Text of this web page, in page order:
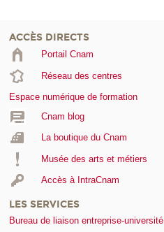
ACCÈS DIRECTS
Portail Cnam
Réseau des centres
Espace numérique de formation
Cnam blog
La boutique du Cnam
Musée des arts et métiers
Accès à IntraCnam
LES SERVICES
Bureau de liaison entreprise-université